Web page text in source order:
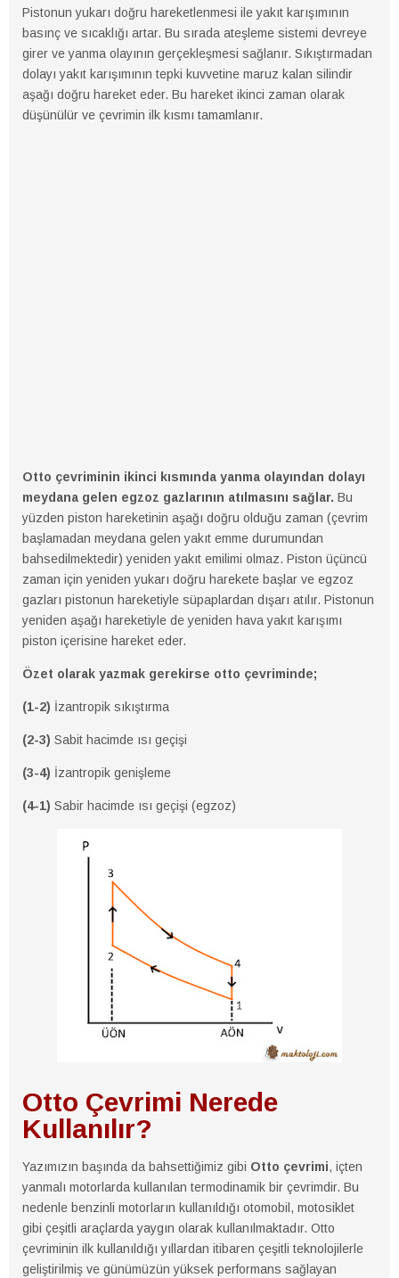
Pistonun yukarı doğru hareketlenmesi ile yakıt karışımının
basınç ve sıcaklığı artar. Bu sırada ateşleme sistemi devreye
girer ve yanma olayının gerçekleşmesi sağlanır. Sıkıştırmadan
dolayı yakıt karışımının tepki kuvvetine maruz kalan silindir
aşağı doğru hareket eder. Bu hareket ikinci zaman olarak
düşünülür ve çevrimin ilk kısmı tamamlanır.
Otto çevriminin ikinci kısmında yanma olayından dolayı
meydana gelen egzoz gazlarının atılmasını sağlar. Bu
yüzden piston hareketinin aşağı doğru olduğu zaman (çevrim
başlamadan meydana gelen yakıt emme durumundan
bahsedilmektedir) yeniden yakıt emilimi olmaz. Piston üçüncü
zaman için yeniden yukarı doğru harekete başlar ve egzoz
gazları pistonun hareketiyle süpaplardan dışarı atılır. Pistonun
yeniden aşağı hareketiyle de yeniden hava yakıt karışımı
piston içerisine hareket eder.
Özet olarak yazmak gerekirse otto çevriminde;
(1-2) İzantropik sıkıştırma
(2-3) Sabit hacimde ısı geçişi
(3-4) İzantropik genişleme
(4-1) Sabir hacimde ısı geçişi (egzoz)
Otto Çevrimi Nerede
Kullanılır?
Yazımızın başında da bahsettiğimiz gibi Otto çevrimi, içten
yanmalı motorlarda kullanılan termodinamik bir çevrimdir. Bu
nedenle benzinli motorların kullanıldığı otomobil, motosiklet
gibi çeşitli araçlarda yaygın olarak kullanılmaktadır. Otto
çevriminin ilk kullanıldığı yıllardan itibaren çeşitli teknolojilerle
geliştirilmiş ve günümüzün yüksek performans sağlayan